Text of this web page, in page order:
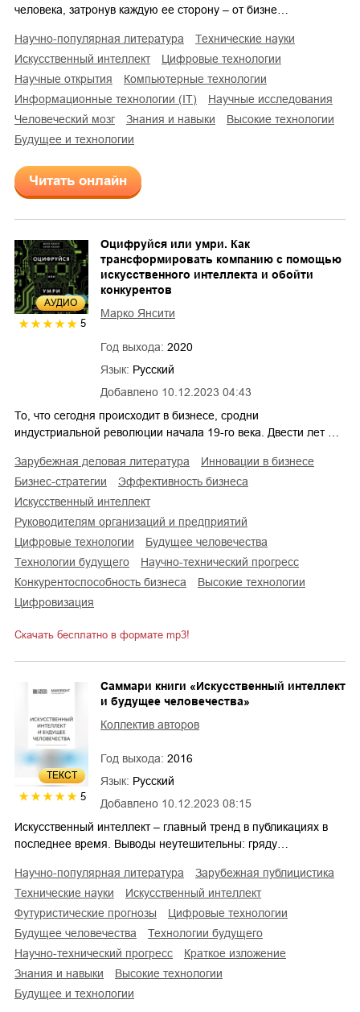
человека, затронув каждую ее сторону – от бизне…
научно-популярная литература
технические науки
искусственный интеллект
цифровые технологии
научные открытия
компьютерные технологии
информационные технологии (IT)
научные исследования
человеческий мозг
знания и навыки
высокие технологии
будущее и технологии
Читать онлайн
AУДИО
5
Добавлено 10.12.2023 04:43
Оцифруйся или умри. Как
трансформировать компанию с помощью
искусственного интеллекта и обойти
конкурентов
Марко Янсити
Год выхода: 2020
Язык: Русский
То, что сегодня происходит в бизнесе, сродни
индустриальной революции начала 19-го века. Двести лет …
зарубежная деловая литература
инновации в бизнесе
бизнес-стратегии
эффективность бизнеса
искусственный интеллект
руководителям организаций и предприятий
цифровые технологии
будущее человечества
технологии будущего
научно-технический прогресс
конкурентоспособность бизнеса
высокие технологии
цифровизация
Скачать бесплатно в формате mp3!
ТЕКСТ
5
Добавлено 10.12.2023 08:15
Саммари книги «Искусственный интеллект
и будущее человечества»
Коллектив авторов
Год выхода: 2016
Язык: Русский
Искусственный интеллект – главный тренд в публикациях в
последнее время. Выводы неутешительны: гряду…
научно-популярная литература
зарубежная публицистика
технические науки
искусственный интеллект
футуристические прогнозы
цифровые технологии
будущее человечества
технологии будущего
научно-технический прогресс
краткое изложение
знания и навыки
высокие технологии
будущее и технологии